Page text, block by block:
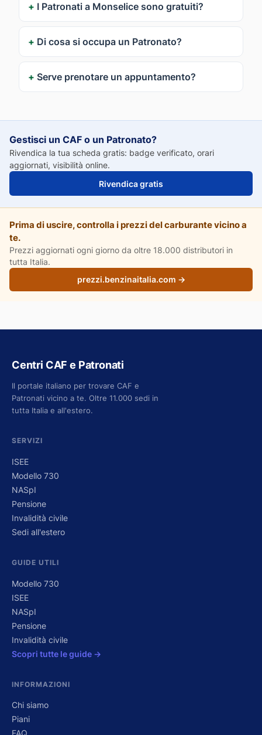
I Patronati a Monselice sono gratuiti?
Di cosa si occupa un Patronato?
Serve prenotare un appuntamento?
Gestisci un CAF o un Patronato?
Rivendica la tua scheda gratis: badge verificato, orari
aggiornati, visibilità online.
Rivendica gratis
Prima di uscire, controlla i prezzi del carburante vicino a
te.
Prezzi aggiornati ogni giorno da oltre 18.000 distributori in
tutta Italia.
prezzi.benzinaitalia.com →
Centri CAF e Patronati
Il portale italiano per trovare CAF e
Patronati vicino a te. Oltre 11.000 sedi in
tutta Italia e all'estero.
SERVIZI
ISEE
Modello 730
NASpI
Pensione
Invalidità civile
Sedi all'estero
GUIDE UTILI
Modello 730
ISEE
NASpI
Pensione
Invalidità civile
Scopri tutte le guide →
INFORMAZIONI
Chi siamo
Piani